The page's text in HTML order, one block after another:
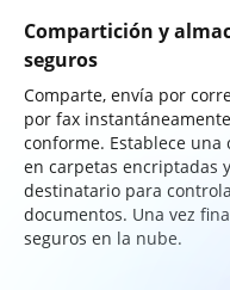
Compartición y
seguros
Comparte, envía por
por fax
conforme. Establece una
en carpetas encriptadas
destinatario para
documentos. Una vez
seguros en la nube.